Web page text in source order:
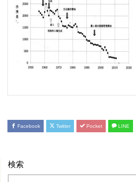
Facebook Twitter Pocket LINE
検索